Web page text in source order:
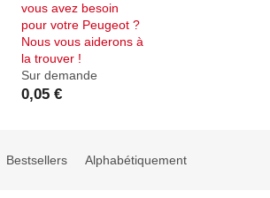
vous avez besoin
pour votre Peugeot ?
Nous vous aiderons à
la trouver !
Sur demande
0,05 €
Bestsellers Alphabétiquement